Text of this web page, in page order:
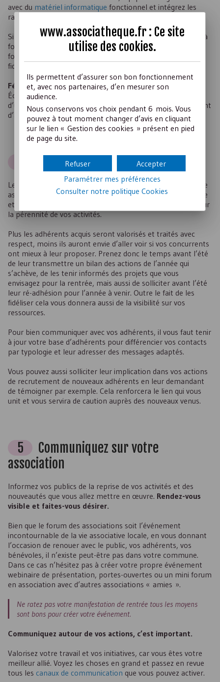
avec du matériel informatique fonctionnel et intégrez les
rapidement à votre équipe.
Si vous sentez que cela peut-être nécessaire, n’hésitez pas à
former vos bénévoles à vos outils et vos pratiques. La
formation est un élément d’animation RH qui valorise et
fidélise les bénévoles.
Fédérez vos équipes, elles n’en seront que plus efficaces.
Écouter, impliquer, animer, communiquer sont les piliers
d’une saine gestion des bénévoles, ils favorisent le sentiment
d’appartenance.
Chouchoutez vos adhérents
Les adhérents ou bénéficiaires sont la raison d’être de toute
association. C’est pour eux que votre association a été créée
et c’est grâce à eux qu’elle existe, leur rôle est essentiel pour
la pérennité de vos activités.
Plus les adhérents acquis seront valorisés et traités avec
respect, moins ils auront envie d’aller voir si vos concurrents
ont mieux à leur proposer. Prenez donc le temps avant l’été
de leur transmettre un bilan des actions de l’année qui
s’achève, de les tenir informés des projets que vous
envisagez pour la rentrée, mais aussi de solliciter avant l’été
leur ré-adhésion pour l’année à venir. Outre le fait de les
fidéliser cela vous donnera aussi de la visibilité sur vos
ressources.
Pour bien communiquer avec vos adhérents, il vous faut tenir
à jour votre base d’adhérents pour différencier vos contacts
par typologie et leur adresser des messages adaptés.
Vous pouvez aussi solliciter leur implication dans vos actions
de recrutement de nouveaux adhérents en leur demandant
de témoigner par exemple. Cela renforcera le lien qui vous
unit et vous servira de caution auprès des nouveaux venus.
5
Communiquez sur votre
association
Informez vos publics de la reprise de vos activités et des
nouveautés que vous allez mettre en œuvre. Rendez-vous
visible et faites-vous désirer.
Bien que le forum des associations soit l’événement
incontournable de la vie associative locale, en vous donnant
l’occasion de renouer avec le public, vos adhérents, vos
bénévoles, il n’existe peut-être pas dans votre commune.
Dans ce cas n’hésitez pas à créer votre propre événement
webinaire de présentation, portes-ouvertes ou un mini forum
en association avec d’autres associations « amies ».
Ne ratez pas votre manifestation de rentrée tous les moyens
sont bons pour créer votre événement.
Communiquez autour de vos actions, c’est important.
Valorisez votre travail et vos initiatives, car vous êtes votre
meilleur allié. Voyez les choses en grand et passez en revue
tous les canaux de communication que vous pouvez activer.
www.associatheque.fr : Ce site
utilise des cookies.
Ils permettent d’assurer son bon fonctionnement
et, avec nos partenaires, d’en mesurer son
audience.
Nous conservons vos choix pendant 6 mois. Vous
pouvez à tout moment changer d’avis en cliquant
sur le lien « Gestion des cookies » présent en pied
de page du site.
Accepter
Refuser
Paramétrer mes préférences
Consulter notre politiqueCookies